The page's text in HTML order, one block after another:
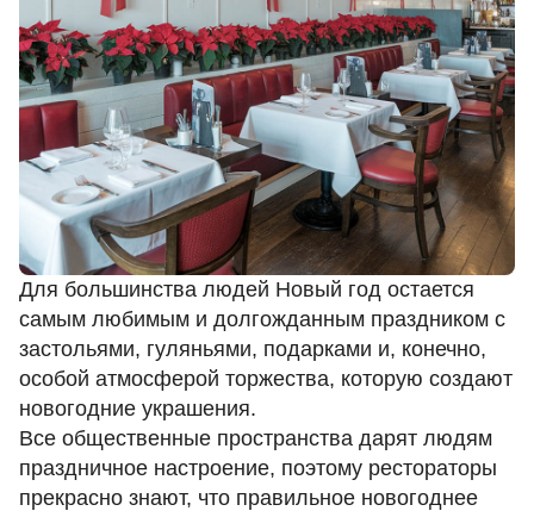
Для большинства людей Новый год остается
самым любимым и долгожданным праздником с
застольями, гуляньями, подарками и, конечно,
особой атмосферой торжества, которую создают
новогодние украшения.
Все общественные пространства дарят людям
праздничное настроение, поэтому рестораторы
прекрасно знают, что правильное новогоднее